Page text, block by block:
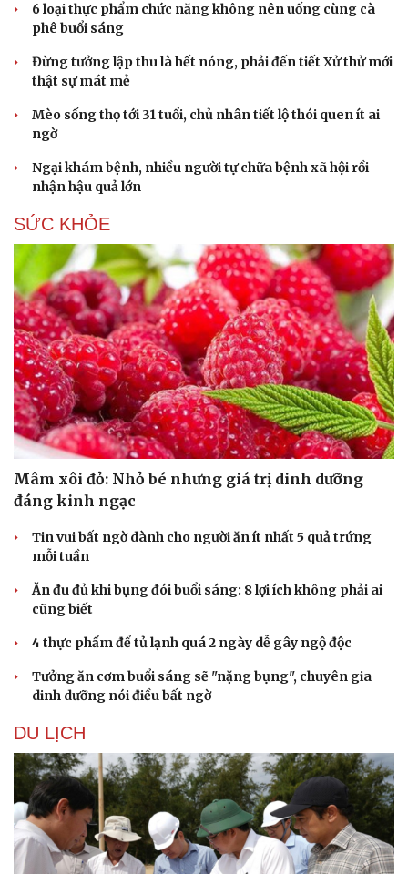
Du lịch
Săn Tour
check-in
Đọc truyện đêm khuya
6 loại thực phẩm chức năng không nên uống cùng cà
phê buổi sáng
Đừng tưởng lập thu là hết nóng, phải đến tiết Xử thử mới
thật sự mát mẻ
Mèo sống thọ tới 31 tuổi, chủ nhân tiết lộ thói quen ít ai
ngờ
Ngại khám bệnh, nhiều người tự chữa bệnh xã hội rồi
nhận hậu quả lớn
SỨC KHỎE
Mâm xôi đỏ: Nhỏ bé nhưng giá trị dinh dưỡng
đáng kinh ngạc
Tin vui bất ngờ dành cho người ăn ít nhất 5 quả trứng
mỗi tuần
Ăn đu đủ khi bụng đói buổi sáng: 8 lợi ích không phải ai
cũng biết
4 thực phẩm để tủ lạnh quá 2 ngày dễ gây ngộ độc
Tưởng ăn cơm buổi sáng sẽ "nặng bụng", chuyên gia
dinh dưỡng nói điều bất ngờ
DU LỊCH